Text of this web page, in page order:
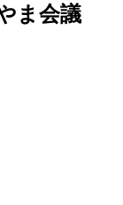
ま会議